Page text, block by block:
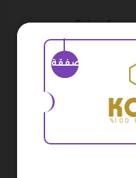
كنوز ؟
كنوز عليك ان تقوم
ثم الانتقال بعد ذلك
العسل ثم اختيار
صفقة